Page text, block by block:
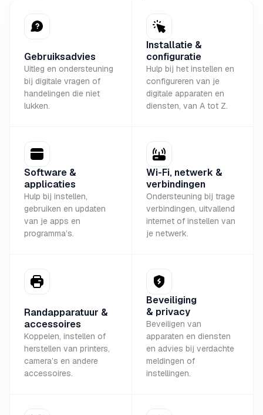
Gebruiksadvies
Uitleg en ondersteuning
bij digitale vragen of
handelingen die niet
lukken.
Installatie &
configuratie
Hulp bij het instellen en
configureren van je
digitale apparaten en
diensten, van A tot Z.
Software &
applicaties
Hulp bij instellen,
gebruiken en updaten
van je apps en
programma’s.
Wi-Fi, netwerk &
verbindingen
Ondersteuning bij trage
verbindingen, uitvallend
internet of instellen van
je netwerk.
Randapparatuur &
accessoires
Koppelen, instellen of
herstellen van printers,
camera’s en andere
accessoires.
Beveiliging
& privacy
Beveiligen van
apparaten en diensten
en advies bij verdachte
meldingen of
instellingen.